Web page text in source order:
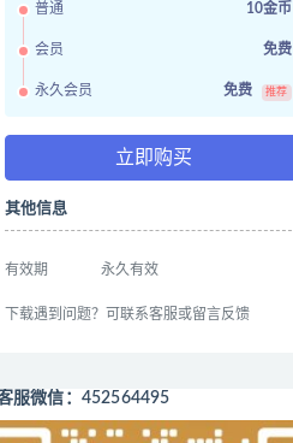
普通 10金币
会员 免费
永久会员 免费 推荐
立即购买
其他信息
有效期 永久有效
下载遇到问题？可联系客服或留言反馈
服微信：452564495